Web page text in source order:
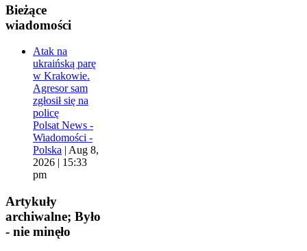
Bieżące
wiadomości
Atak na
ukraińską parę
w Krakowie.
Agresor sam
zgłosił się na
policę
Polsat News -
Wiadomości -
Polska | Aug 8,
2026 | 15:33
pm
Artykuły
archiwalne; Było
- nie minęło